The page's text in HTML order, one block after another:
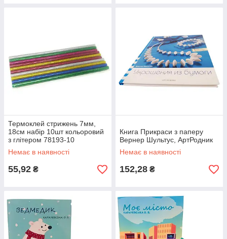
Термоклей стрижень 7мм,
18см набір 10шт кольоровий
з глітером 78193-10
Немає в наявності
55,92 ₴
Книга Прикраси з паперу
Вернер Шультус, АртРодник
Немає в наявності
152,28 ₴